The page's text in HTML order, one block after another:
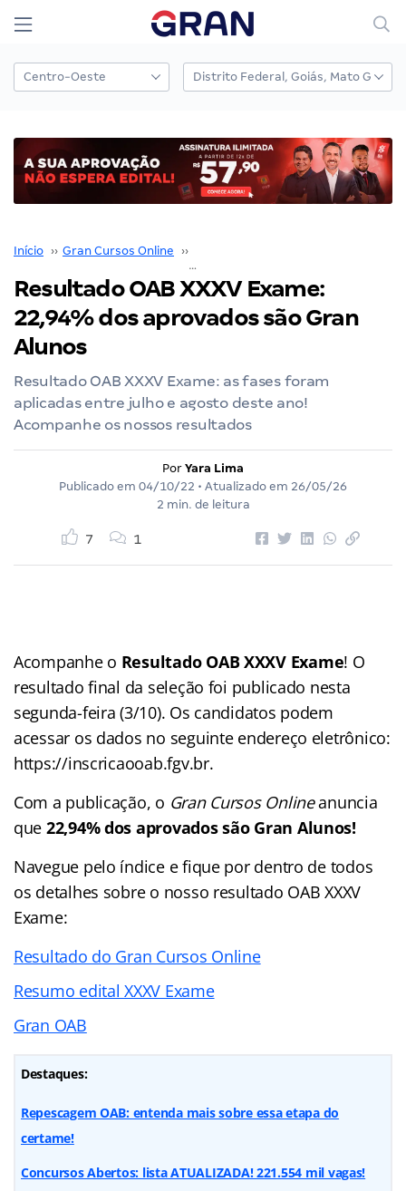
Início ›› Gran Cursos Online ››
Resultado OAB XXXV Exame:
22,94% dos aprovados são Gran
Alunos
Resultado OAB XXXV Exame: as fases foram
aplicadas entre julho e agosto deste ano!
Acompanhe os nossos resultados
Por Yara Lima
Publicado em 04/10/22 • Atualizado em 26/05/26
2 min. de leitura
7 1
Acompanhe o Resultado OAB XXXV Exame! O
resultado final da seleção foi publicado nesta
segunda-feira (3/10). Os candidatos podem
acessar os dados no seguinte endereço eletrônico:
https://inscricaooab.fgv.br.
Com a publicação, o Gran Cursos Onlineanuncia
que 22,94% dos aprovados são Gran Alunos!
Navegue pelo índice e fique por dentro de todos
os detalhes sobre o nosso resultado OAB XXXV
Exame:
Resultado do Gran Cursos Online
Resumo edital XXXV Exame
Gran OAB
Destaques:
Repescagem OAB: entenda mais sobre essa etapa do
certame!
Concursos Abertos: lista ATUALIZADA! 221.554 mil vagas!